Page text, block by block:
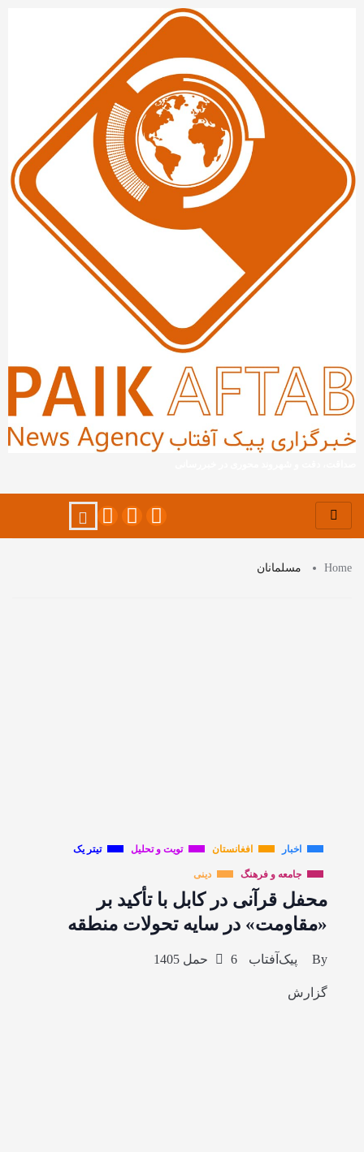
Home مسلمانان
اخبار افغانستان تویت و تحلیل تیتر یک
جامعه و فرهنگ دینی
محفل قرآنی در کابل با تأکید بر
«مقاومت» در سایه تحولات منطقه
By پیک‌آفتاب 6 حمل 1405
گزارش